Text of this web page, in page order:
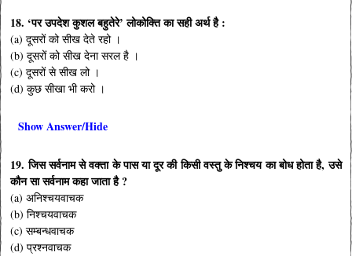
18. ‘पर उपदेश कुशल बहुतेरे’ लोकोक्ति का सही अर्थ है :
(a) दूसरों को सीख देते रहो ।
(b) दूसरों को सीख देना सरल है ।
(c) दूसरों से सीख लो ।
(d) कुछ सीखा भी करो ।
Show Answer/Hide
19. जिस सर्वनाम से वक्ता के पास या दूर की किसी वस्तु के निश्चय का बोध होता है, उसे
कौन सा सर्वनाम कहा जाता है ?
(a) अनिश्चयवाचक
(b) निश्चयवाचक
(c) सम्बन्धवाचक
(d) प्रश्नवाचक